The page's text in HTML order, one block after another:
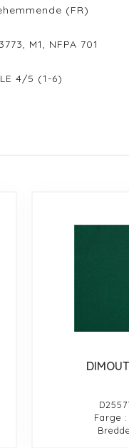
(FR)
M1, NFPA 701
4/5 (1-6)
Farge